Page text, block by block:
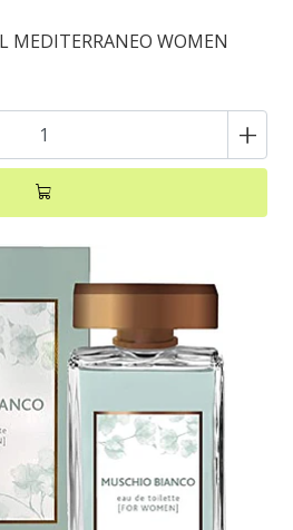
MEDITERRANEO WOMEN
+